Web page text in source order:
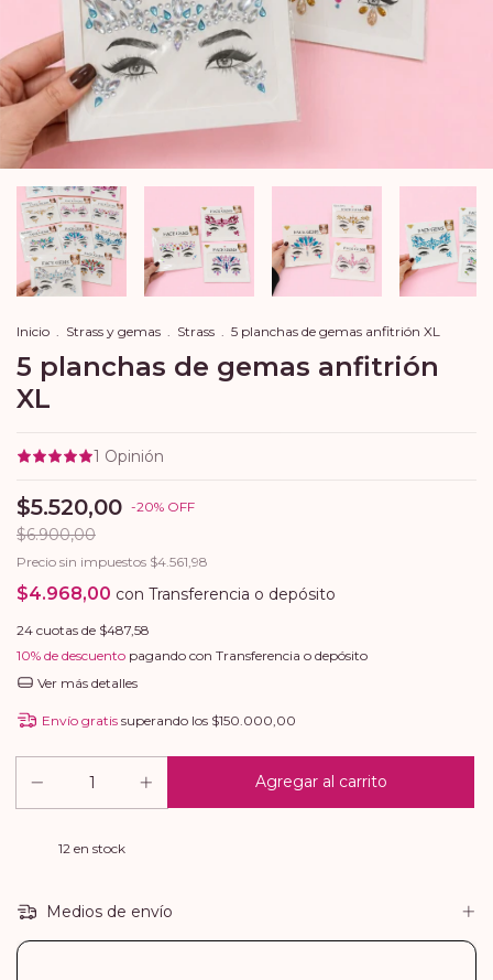
Inicio Strass y gemas Strass 5 planchas de gemas anfitrión XL
5 planchas de gemas anfitrión
XL
1 Opinión
$5.520,00 -20% OFF
$6.900,00
Precio sin impuestos $4.561,98
$4.968,00 con Transferencia o depósito
24 cuotas de $487,58
10% de descuento pagando con Transferencia o depósito
Ver más detalles
Envío gratis superando los $150.000,00
12 en stock
Medios de envío